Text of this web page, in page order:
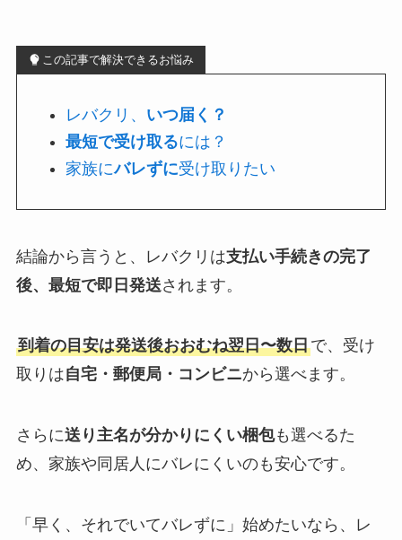
この記事で解決できるお悩み
レバクリ、 いつ届く？
最短で受け取るには？
家族にバレずに受け取りたい
結論から言うと、レバクリは支払い手続きの完了
後、最短で即日発送されます。
到着の目安は発送後おおむね翌日〜数日で、受け
取りは自宅・郵便局・コンビニから選べます。
さらに送り主名が分かりにくい梱包も選べるた
め、家族や同居人にバレにくいのも安心です。
「早く、それでいてバレずに」始めたいなら、レ